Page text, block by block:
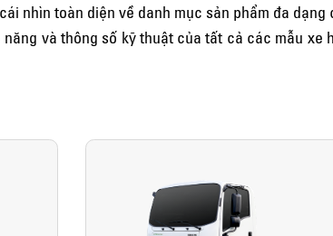
nhìn toàn diện về danh mục sản phẩm đa dạng
và thông số kỹ thuật của tất cả các mẫu xe